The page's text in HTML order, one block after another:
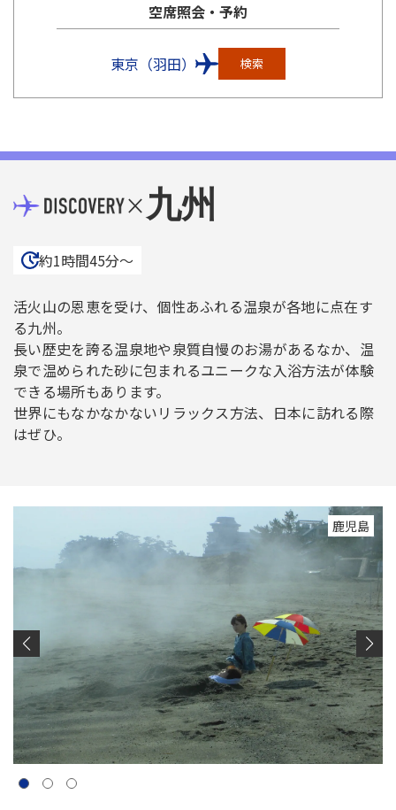
空席照会・予約
東京（羽田） 検索
×九州
約1時間45分〜
活火山の恩恵を受け、個性あふれる温泉が各地に点在す
る九州。
長い歴史を誇る温泉地や泉質自慢のお湯があるなか、温
泉で温められた砂に包まれるユニークな入浴方法が体験
できる場所もあります。
世界にもなかなかないリラックス方法、日本に訪れる際
はぜひ。
鹿児島